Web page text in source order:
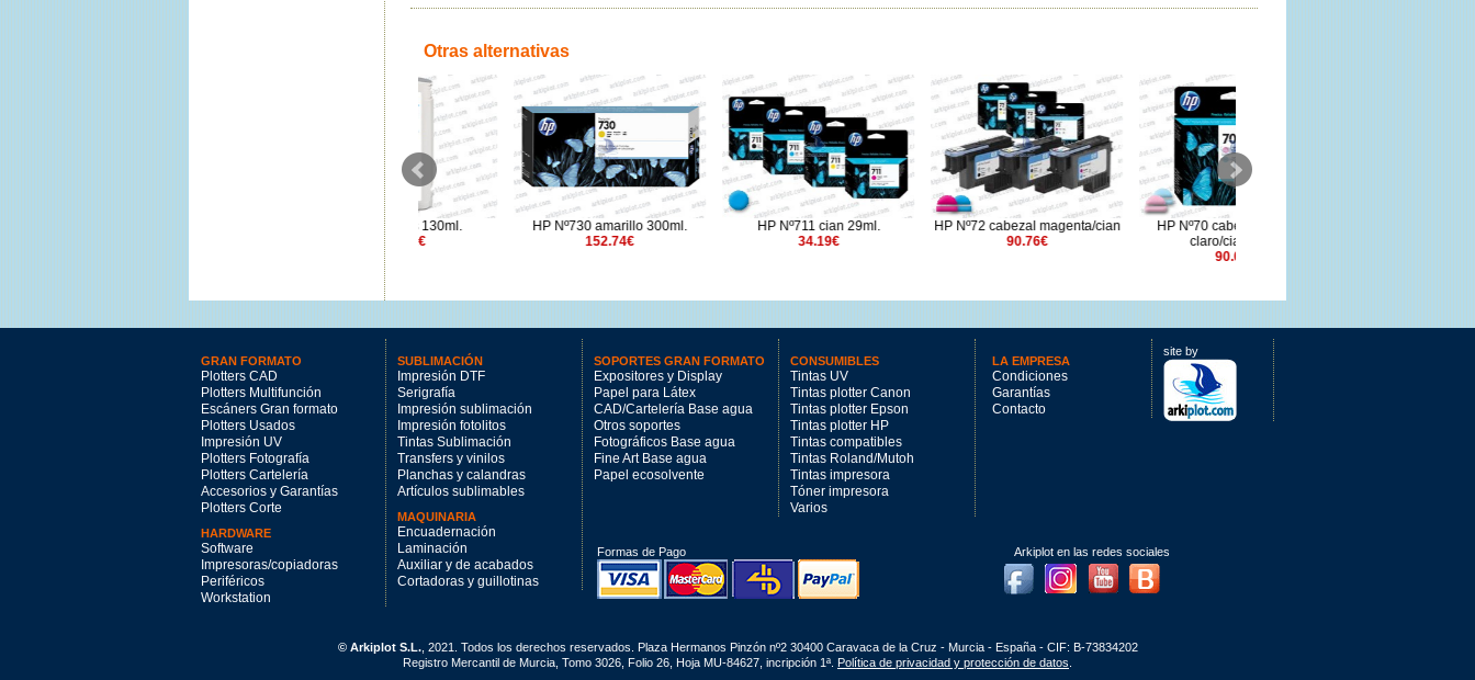
Otras alternativas
HP Nº730 amarillo 300ml.
HP Nº711 cian 29ml.
HP Nº72 cabezal magenta/cian
HP Nº70 cabezal magenta
GRAN FORMATO
Plotters CAD
Plotters Multifunción
Escáners Gran formato
Plotters Usados
Impresión UV
Plotters Fotografía
Plotters Cartelería
Accesorios y Garantías
Plotters Corte
HARDWARE
Software
Impresoras/copiadoras
Periféricos
Workstation
SUBLIMACIÓN
Impresión DTF
Serigrafía
Impresión sublimación
Impresión fotolitos
Tintas Sublimación
Transfers y vinilos
Planchas y calandras
Artículos sublimables
MAQUINARIA
Encuadernación
Laminación
Auxiliar y de acabados
Cortadoras y guillotinas
SOPORTES GRAN FORMATO
Expositores y Display
Papel para Látex
CAD/Cartelería Base agua
Otros soportes
Fotográficos Base agua
Fine Art Base agua
Papel ecosolvente
CONSUMIBLES
Tintas UV
Tintas plotter Canon
Tintas plotter Epson
Tintas plotter HP
Tintas compatibles
Tintas Roland/Mutoh
Tintas impresora
Tóner impresora
Varios
LA EMPRESA
Condiciones
Garantías
Contacto
site by
Formas de Pago
Arkiplot en las redes sociales
FacebookInstagramYoutubeBlog
© Arkiplot S.L., 2021. Todos los derechos reservados. Plaza Hermanos Pinzón nº2 30400 Caravaca de la Cruz - Murcia - España - CIF: B-73834202
Registro Mercantil de Murcia, Tomo 3026, Folio 26, Hoja MU-84627, incripción 1ª. Política de privacidad y protección de datos